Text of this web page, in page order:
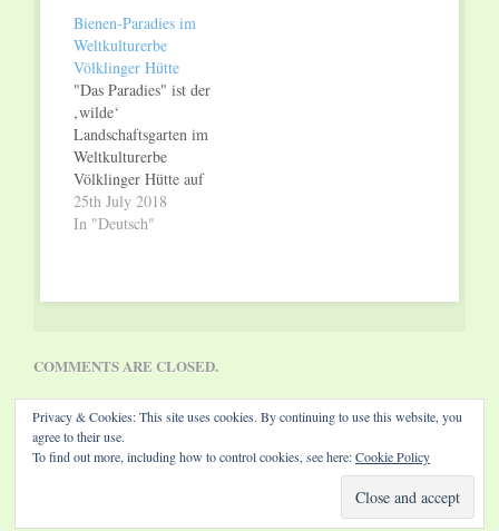
die Industriekultur der
Völklinger Hütte bei
Dunkelheit zu erleben.
Am Freitag, dem 25.
Oktober 2019, 19.30
Uhr, ist es wieder
soweit:…
Bienen-Paradies im
Weltkulturerbe
Völklinger Hütte
"Das Paradies" ist der
‚wilde‘
Landschaftsgarten im
Weltkulturerbe
Völklinger Hütte auf
dem Gelände der
ehemaligen Kokerei.
"Paradies" des
Weltkulturerbes
Völklinger Hütte
wurden nun elf
Bienenvölker mit je
50.000 Bienen
25th July 2018
In "Deutsch"
COMMENTS ARE CLOSED.
Privacy & Cookies: This site uses cookies. By continuing to use this website, you
agree to their use.
To find out more, including how to control cookies, see here:Cookie Policy